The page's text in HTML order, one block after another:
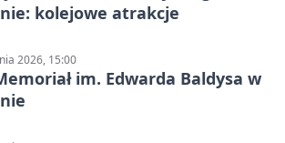
kolejowe atrakcje
2026, 15:00
im. Edwarda Baldysa w